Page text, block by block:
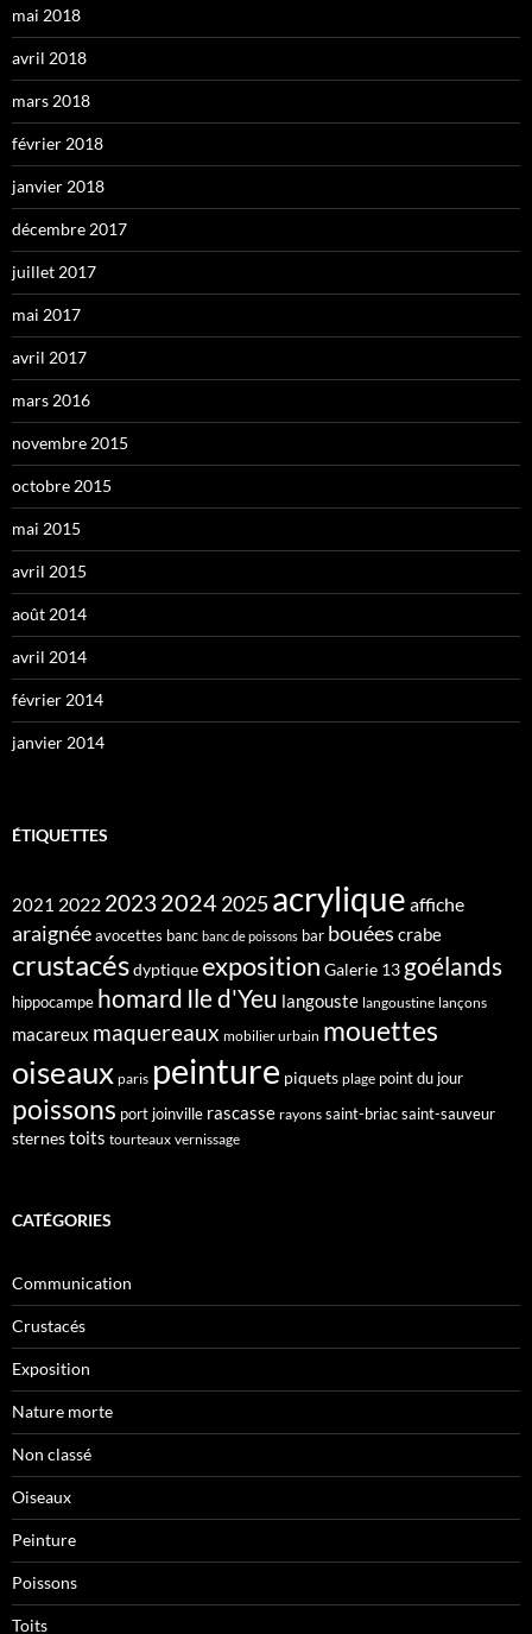
mai 2018
avril 2018
mars 2018
février 2018
janvier 2018
décembre 2017
juillet 2017
mai 2017
avril 2017
mars 2016
novembre 2015
octobre 2015
mai 2015
avril 2015
août 2014
avril 2014
février 2014
janvier 2014
ÉTIQUETTES
2021 2022 202320242025acrylique affiche
araignéeavocettes banc banc de poissons bar bouées crabe
crustacésdyptiqueexposition Galerie 13 goélands
hippocampe homard Ile d'Yeu langouste langoustine lançons
macareux maquereaux mobilier urbain mouettes
oiseaux paris peinture piquets plage point du jour
poissons port joinville rascasse rayons saint-briacsaint-sauveur
sternestoits tourteaux vernissage
CATÉGORIES
Communication
Crustacés
Exposition
Nature morte
Non classé
Oiseaux
Peinture
Poissons
Toits